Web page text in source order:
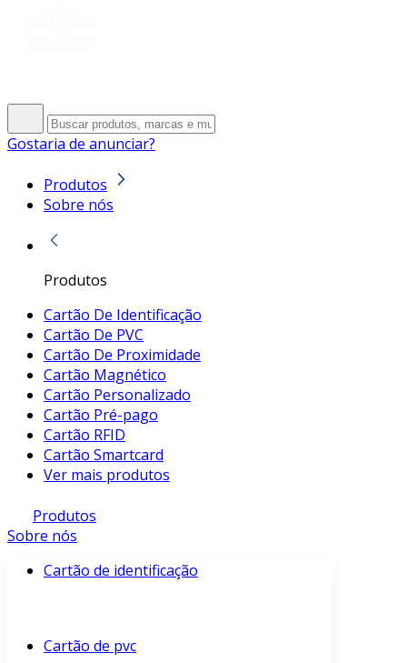
Gostaria de anunciar?
Produtos
Sobre nós
Produtos
Cartão De Identificação
Cartão De PVC
Cartão De Proximidade
Cartão Magnético
Cartão Personalizado
Cartão Pré-pago
Cartão RFID
Cartão Smartcard
Ver mais produtos
Produtos
Sobre nós
Cartão de identificação
Cartão de pvc